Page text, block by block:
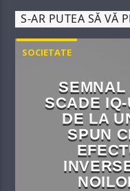
S-AR PUTEA SĂ VĂ
SOCIETATE
SCADE
DE LA
SPUN